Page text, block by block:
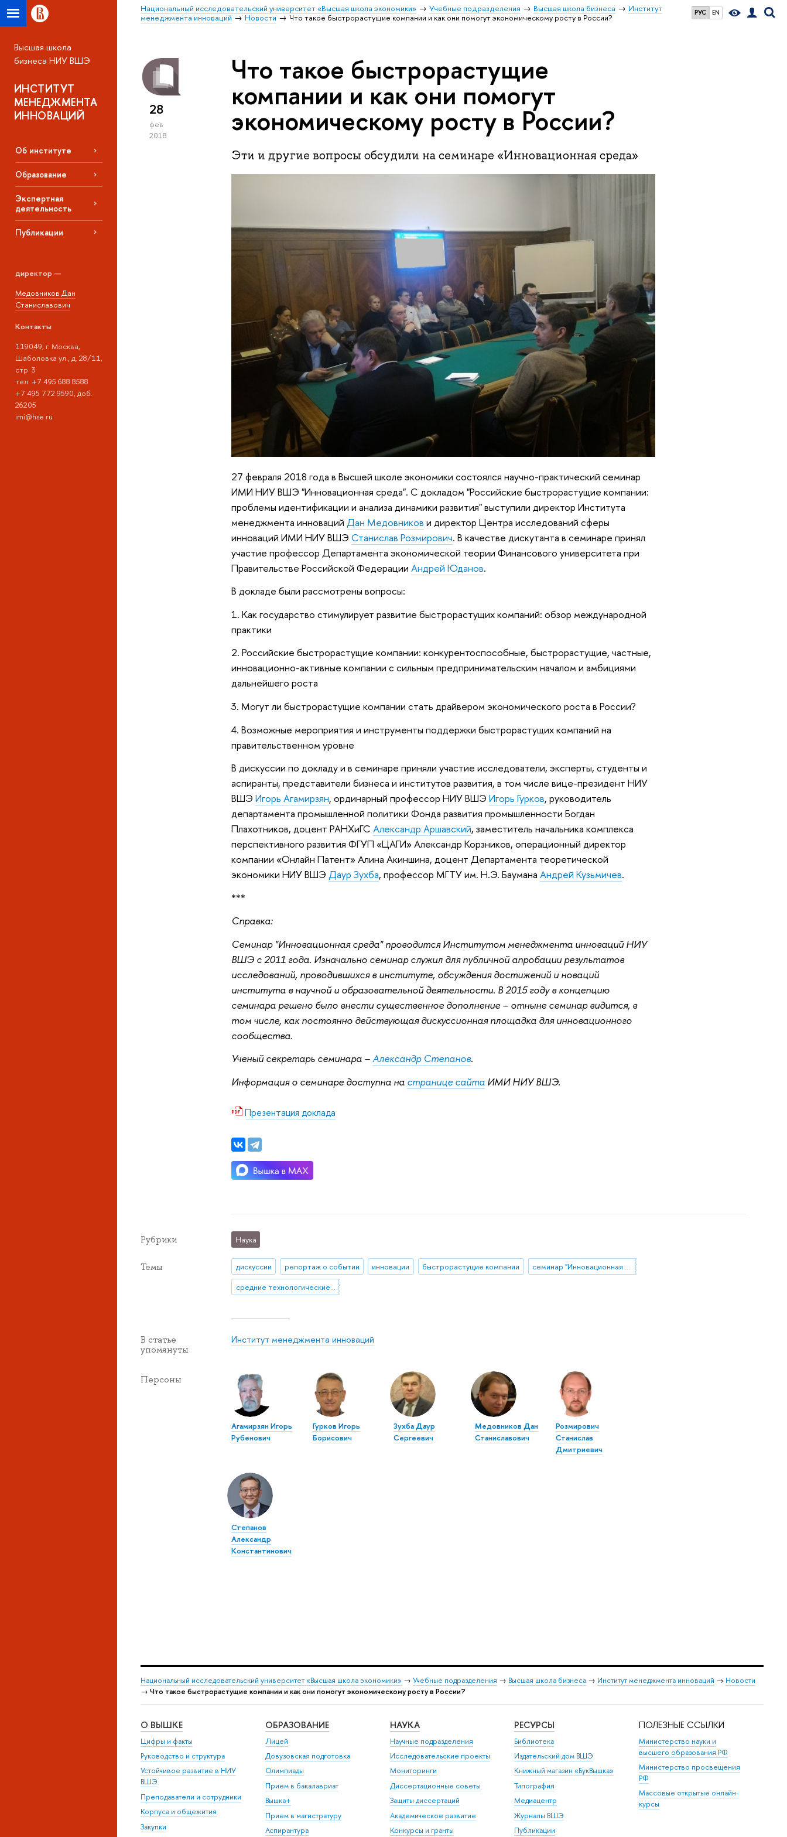
РУС EN
Национальный исследовательский университет «Высшая школа экономики» Учебные подразделения Высшая школа бизнеса
Институт
менеджмента инноваций
Новости Что такое быстрорастущие компании и как они помогут экономическому росту в России?
Высшая школа
бизнеса НИУ ВШЭ
ИНСТИТУТ
МЕНЕДЖМЕНТА
ИННОВАЦИЙ
Об институте
Образование
Экспертная
деятельность
Публикации
директор —
Медовников Дан
Станиславович
Контакты
119049, г. Москва,
Шаболовка ул., д. 28/11,
стр. 3
тел: +7 495 688 8588
+7 495 772 9590, доб.
26205
imi@hse.ru
28
фев
2018
Что такое быстрорастущие
компании и как они помогут
экономическому росту в России?
Эти и другие вопросы обсудили на семинаре «Инновационная среда»
27 февраля 2018 года в Высшей школе экономики состоялся научно-практический семинар
ИМИ НИУ ВШЭ "Инновационная среда". С докладом "Российские быстрорастущие компании:
проблемы идентификации и анализа динамики развития" выступили директор Института
менеджмента инноваций Дан Медовников и директор Центра исследований сферы
инноваций ИМИ НИУ ВШЭСтанислав Розмирович. В качестве дискутанта в семинаре принял
участие профессор Департамента экономической теории Финансового университета при
Правительстве Российской Федерации Андрей Юданов.
В докладе были рассмотрены вопросы:
1. Как государство стимулирует развитие быстрорастущих компаний: обзор международной
практики
2. Российские быстрорастущие компании: конкурентоспособные, быстрорастущие, частные,
инновационно-активные компании с сильным предпринимательским началом и амбициями
дальнейшего роста
3. Могут ли быстрорастущие компании стать драйвером экономического роста в России?
4. Возможные мероприятия и инструменты поддержки быстрорастущих компаний на
правительственном уровне
В дискуссии по докладу и в семинаре приняли участие исследователи, эксперты, студенты и
аспиранты, представители бизнеса и институтов развития, в том числе вице-президент НИУ
ВШЭИгорь Агамирзян, ординарный профессор НИУ ВШЭИгорь Гурков, руководитель
департамента промышленной политики Фонда развития промышленности Богдан
Плахотников, доцент РАНХиГСАлександр Аршавский, заместитель начальника комплекса
перспективного развития ФГУП «ЦАГИ» Александр Корзников, операционный директор
компании «Онлайн Патент» Алина Акиншина, доцент Департамента теоретической
экономики НИУ ВШЭДаур Зухба, профессор МГТУ им. Н.Э. БауманаАндрей Кузьмичев.
***
Справка:
Семинар "Инновационная среда" проводится Институтом менеджмента инноваций НИУ
ВШЭ с 2011 года. Изначально семинар служил для публичной апробации результатов
исследований, проводившихся в институте, обсуждения достижений и новаций
института в научной и образовательной деятельности. В 2015 году в концепцию
семинара решено было внести существенное дополнение – отныне семинар видится, в
том числе, как постоянно действующая дискуссионная площадка для инновационного
сообщества.
Ученый секретарь семинара –Александр Степанов.
Информация о семинаре доступна на странице сайта ИМИ НИУ ВШЭ.
Презентация доклада
Рубрики Наука
Темы дискуссии репортаж о событии инновации быстрорастущие компании
семинар "Инновационная среда"
средние технологические компании
В статье
упомянуты
Институт менеджмента инноваций
Персоны
Агамирзян Игорь
Рубенович
Гурков Игорь
Борисович
Зухба Даур
Сергеевич
Медовников Дан
Станиславович
Розмирович
Станислав
Дмитриевич
Степанов
Александр
Константинович
Национальный исследовательский университет «Высшая школа экономики» → Учебные подразделения → Высшая школа бизнеса → Институт менеджмента инноваций → Новости
→ Что такое быстрорастущие компании и как они помогут экономическому росту в России?
О ВЫШКЕ
Цифры и факты
Руководство и структура
Устойчивое развитие в НИУ
ВШЭ
Преподаватели и сотрудники
Корпуса и общежития
Закупки
ОБРАЗОВАНИЕ
Лицей
Довузовская подготовка
Олимпиады
Прием в бакалавриат
Вышка+
Прием в магистратуру
Аспирантура
НАУКА
Научные подразделения
Исследовательские проекты
Мониторинги
Диссертационные советы
Защиты диссертаций
Академическое развитие
Конкурсы и гранты
РЕСУРСЫ
Библиотека
Издательский дом ВШЭ
Книжный магазин «БукВышка»
Типография
Медиацентр
Журналы ВШЭ
Публикации
ПОЛЕЗНЫЕ ССЫЛКИ
Министерство науки и
высшего образования РФ
Министерство просвещения
РФ
Массовые открытые онлайн-
курсы